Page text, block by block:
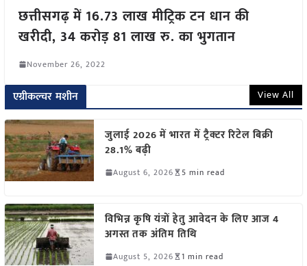
छत्तीसगढ़ में 16.73 लाख मीट्रिक टन धान की
खरीदी, 34 करोड़ 81 लाख रु. का भुगतान
November 26, 2022
एग्रीकल्चर मशीन View All
जुलाई 2026 में भारत में ट्रैक्टर रिटेल बिक्री
28.1% बढ़ी
August 6, 2026 5 min read
विभिन्न कृषि यंत्रों हेतु आवेदन के लिए आज 4
अगस्त तक अंतिम तिथि
August 5, 2026 1 min read